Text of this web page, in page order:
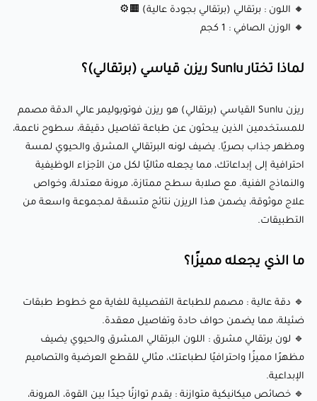
والمتانة، مما يجعله مناسبًا للنماذج الأولية الوظيفية والنماذج
🔹 جودة سطح ناعمة : ينتج سطوح ناعمة ولامعة مع الحاجة إلى
🔹 توافق واسع : يعمل بسلاسة مع معظم طابعات LCD ثلاثية
الأبعاد، بما في ذلك العلامات التجارية الشهيرة مثل Anycubic
المواصفات التقنية:
| صلابة السطح (شوري D) | 80-85 |
| قوة الشد (ميجا باسكال) | 20-40 |
| الاستطالة عند الكسر % | 5-15% |
| قوة الانحناء (ميجا باسكال) | 25-45 |
| معامل الانحناء (ميجا باسكال) | 650-900 |
🔸 اللون : برتقالي (برتقالي بجودة عالية) 🟧⚙️
🔸 الوزن الصافي : 1 كجم
لماذا تختار Sunlu ريزن قياسي (برتقالي)؟
ريزن Sunlu القياسي (برتقالي) هو ريزن فوتوبوليمر عالي الدقة مصمم
للمستخدمين الذين يبحثون عن طباعة تفاصيل دقيقة، سطوح ناعمة،
ومظهر جذاب بصريًا. يضيف لونه البرتقالي المشرق والحيوي لمسة
احترافية إلى إبداعاتك، مما يجعله مثاليًا لكل من الأجزاء الوظيفية
والنماذج الفنية. مع صلابة سطح ممتازة، مرونة معتدلة، وخواص
علاج موثوقة، يضمن هذا الريزن نتائج متسقة لمجموعة واسعة من
التطبيقات.
ما الذي يجعله مميزًا؟
🔹 دقة عالية : مصمم للطباعة التفصيلية للغاية مع خطوط طبقات
ضئيلة، مما يضمن حواف حادة وتفاصيل معقدة.
🔹 لون برتقالي مشرق : اللون البرتقالي المشرق والحيوي يضيف
مظهرًا مميزًا واحترافيًا لطباعتك، مثالي للقطع العرضية والتصاميم
الإبداعية.
🔹 خصائص ميكانيكية متوازنة : يقدم توازنًا جيدًا بين القوة، المرونة،